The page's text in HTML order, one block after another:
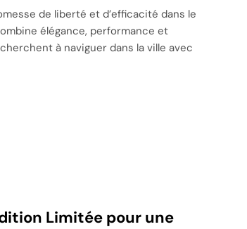
de liberté et d’efficacité dans le
élégance, performance et
à naviguer dans la ville avec
Limitée pour une